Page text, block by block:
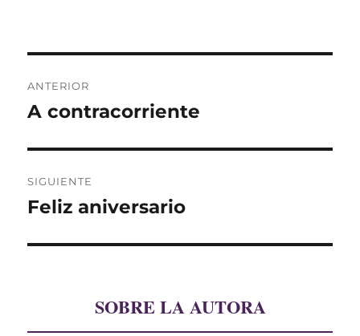
de
ANTERIOR
Entrada
A contracorriente
SIGUIENTE
Entrada
Feliz aniversario
SOBRE LA AUTORA